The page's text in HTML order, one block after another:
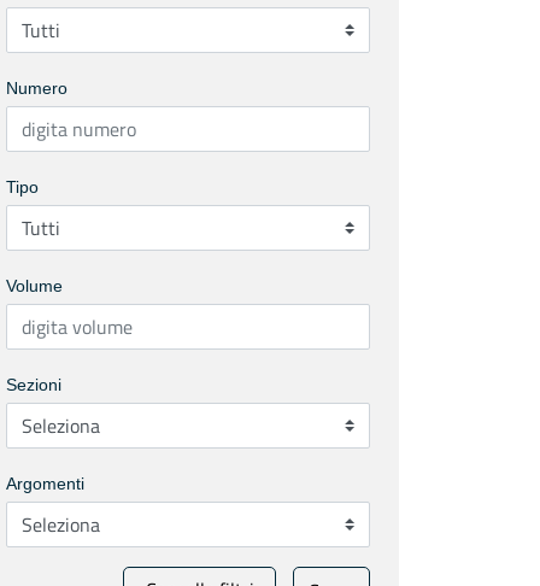
Numero
Tipo
Volume
Sezioni
Argomenti